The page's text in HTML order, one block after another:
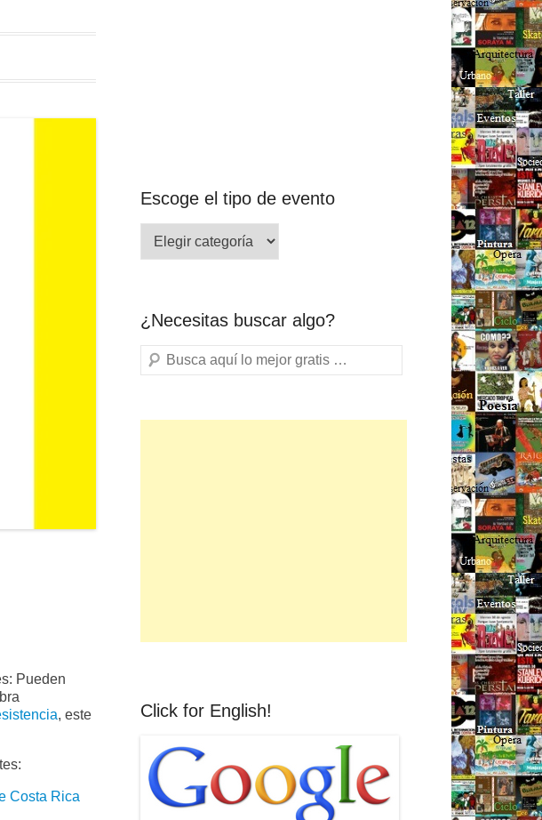
Pueden
, este
Costa Rica
Escoge el tipo de evento
¿Necesitas buscar algo?
Buscar
Click for English!